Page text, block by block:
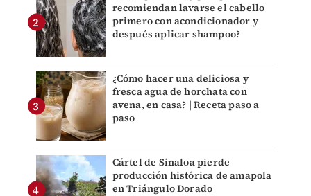
recomiendan lavarse el cabello
primero con acondicionador y
después aplicar shampoo?
¿Cómo hacer una deliciosa y
fresca agua de horchata con
avena, en casa? | Receta paso a
paso
Cártel de Sinaloa pierde
producción histórica de amapola
en Triángulo Dorado